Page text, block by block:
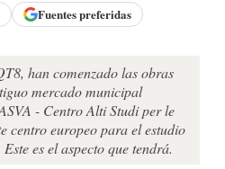
Fuentes preferidas
han comenzado las obras
mercado municipal
- Centro Alti Studi per le
centro europeo para el estudio
es el aspecto que tendrá.